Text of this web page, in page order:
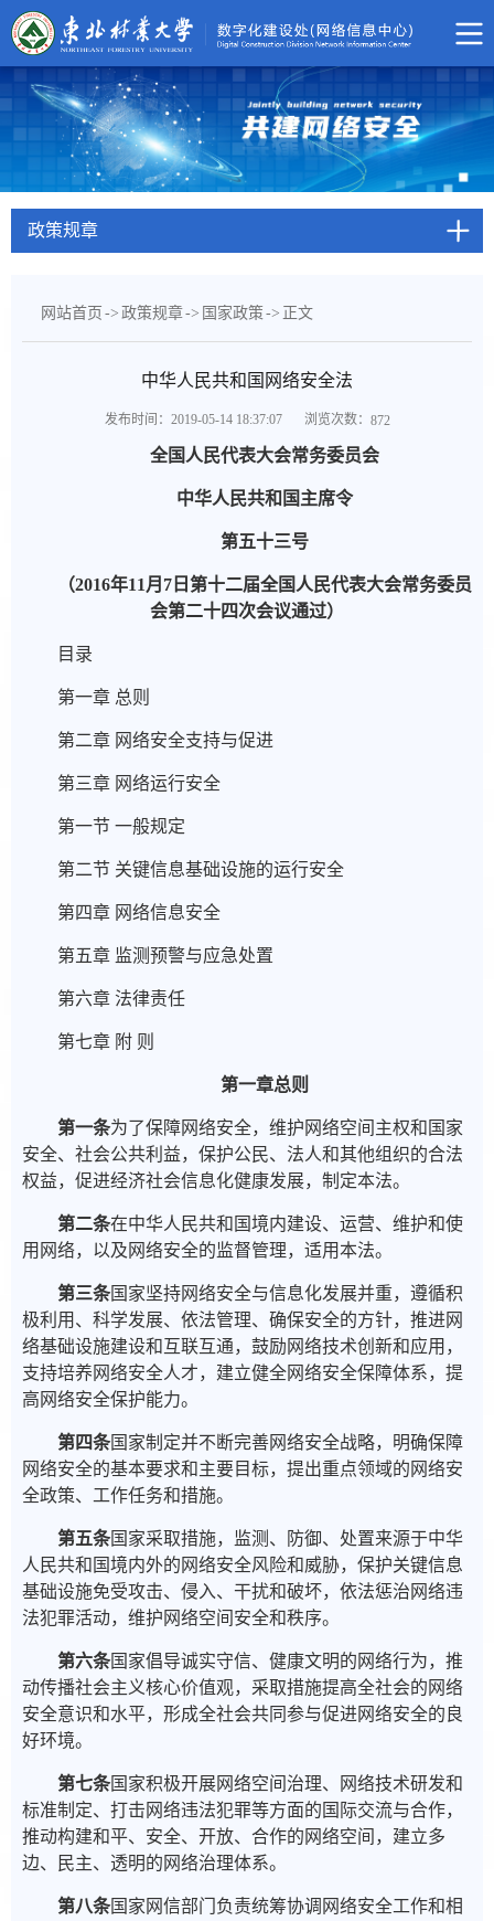
政策规章
网站首页 -> 政策规章-> 国家政策 -> 正文
中华人民共和国网络安全法
发布时间：2019-05-14 18:37:07 浏览次数： 872
全国人民代表大会常务委员会
中华人民共和国主席令
第五十三号
（2016年11月7日第十二届全国人民代表大会常务委员
会第二十四次会议通过）
目录
第一章 总则
第二章 网络安全支持与促进
第三章 网络运行安全
第一节 一般规定
第二节 关键信息基础设施的运行安全
第四章 网络信息安全
第五章 监测预警与应急处置
第六章 法律责任
第七章 附 则
第一章总则
第一条为了保障网络安全，维护网络空间主权和国家
安全、社会公共利益，保护公民、法人和其他组织的合法
权益，促进经济社会信息化健康发展，制定本法。
第二条在中华人民共和国境内建设、运营、维护和使
用网络，以及网络安全的监督管理，适用本法。
第三条国家坚持网络安全与信息化发展并重，遵循积
极利用、科学发展、依法管理、确保安全的方针，推进网
络基础设施建设和互联互通，鼓励网络技术创新和应用，
支持培养网络安全人才，建立健全网络安全保障体系，提
高网络安全保护能力。
第四条国家制定并不断完善网络安全战略，明确保障
网络安全的基本要求和主要目标，提出重点领域的网络安
全政策、工作任务和措施。
第五条国家采取措施，监测、防御、处置来源于中华
人民共和国境内外的网络安全风险和威胁，保护关键信息
基础设施免受攻击、侵入、干扰和破坏，依法惩治网络违
法犯罪活动，维护网络空间安全和秩序。
第六条国家倡导诚实守信、健康文明的网络行为，推
动传播社会主义核心价值观，采取措施提高全社会的网络
安全意识和水平，形成全社会共同参与促进网络安全的良
好环境。
第七条国家积极开展网络空间治理、网络技术研发和
标准制定、打击网络违法犯罪等方面的国际交流与合作，
推动构建和平、安全、开放、合作的网络空间，建立多
边、民主、透明的网络治理体系。
第八条国家网信部门负责统筹协调网络安全工作和相